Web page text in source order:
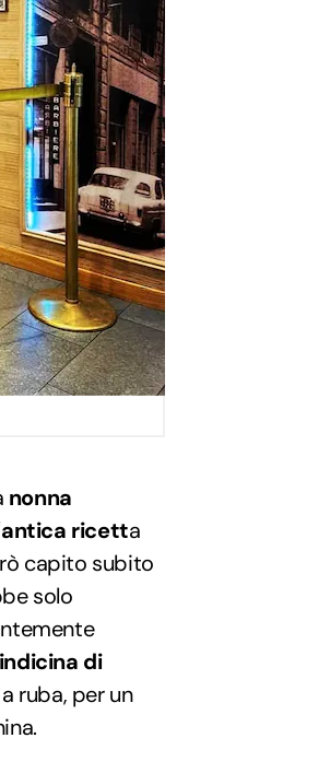
nonna
ricetta
capito subito
solo
di
ruba, per un